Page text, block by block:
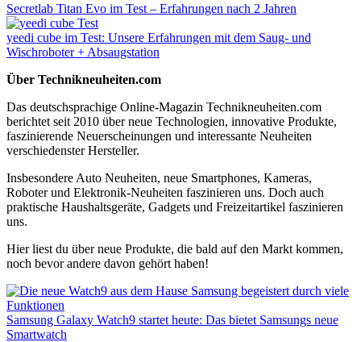
Secretlab Titan Evo im Test – Erfahrungen nach 2 Jahren
yeedi cube im Test: Unsere Erfahrungen mit dem Saug- und
Wischroboter + Absaugstation
Über Technikneuheiten.com
Das deutschsprachige Online-Magazin Technikneuheiten.com
berichtet seit 2010 über neue Technologien, innovative Produkte,
faszinierende Neuerscheinungen und interessante Neuheiten
verschiedenster Hersteller.
Insbesondere Auto Neuheiten, neue Smartphones, Kameras,
Roboter und Elektronik-Neuheiten faszinieren uns. Doch auch
praktische Haushaltsgeräte, Gadgets und Freizeitartikel faszinieren
uns.
Hier liest du über neue Produkte, die bald auf den Markt kommen,
noch bevor andere davon gehört haben!
Samsung Galaxy Watch9 startet heute: Das bietet Samsungs neue
Smartwatch